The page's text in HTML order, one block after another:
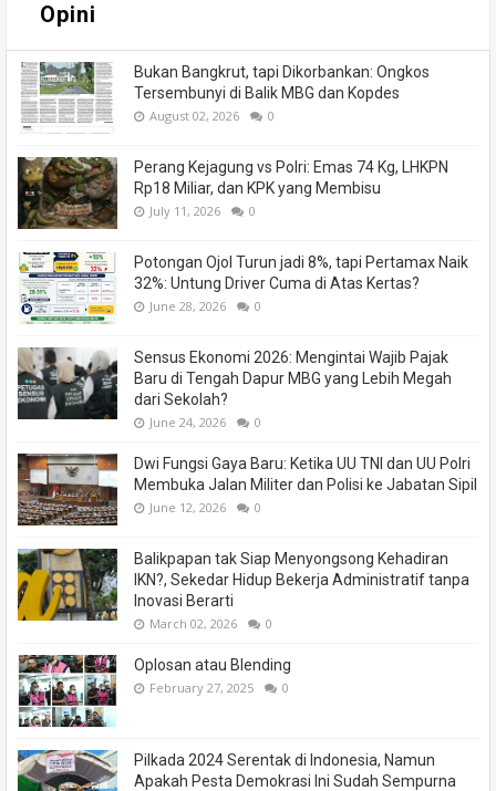
Opini
Bukan Bangkrut, tapi Dikorbankan: Ongkos
Tersembunyi di Balik MBG dan Kopdes
August 02, 2026 0
Perang Kejagung vs Polri: Emas 74 Kg, LHKPN
Rp18 Miliar, dan KPK yang Membisu
July 11, 2026 0
Potongan Ojol Turun jadi 8%, tapi Pertamax Naik
32%: Untung Driver Cuma di Atas Kertas?
June 28, 2026 0
Sensus Ekonomi 2026: Mengintai Wajib Pajak
Baru di Tengah Dapur MBG yang Lebih Megah
dari Sekolah?
June 24, 2026 0
Dwi Fungsi Gaya Baru: Ketika UU TNI dan UU Polri
Membuka Jalan Militer dan Polisi ke Jabatan Sipil
June 12, 2026 0
Balikpapan tak Siap Menyongsong Kehadiran
IKN?, Sekedar Hidup Bekerja Administratif tanpa
Inovasi Berarti
March 02, 2026 0
Oplosan atau Blending
February 27, 2025 0
Pilkada 2024 Serentak di Indonesia, Namun
Apakah Pesta Demokrasi Ini Sudah Sempurna